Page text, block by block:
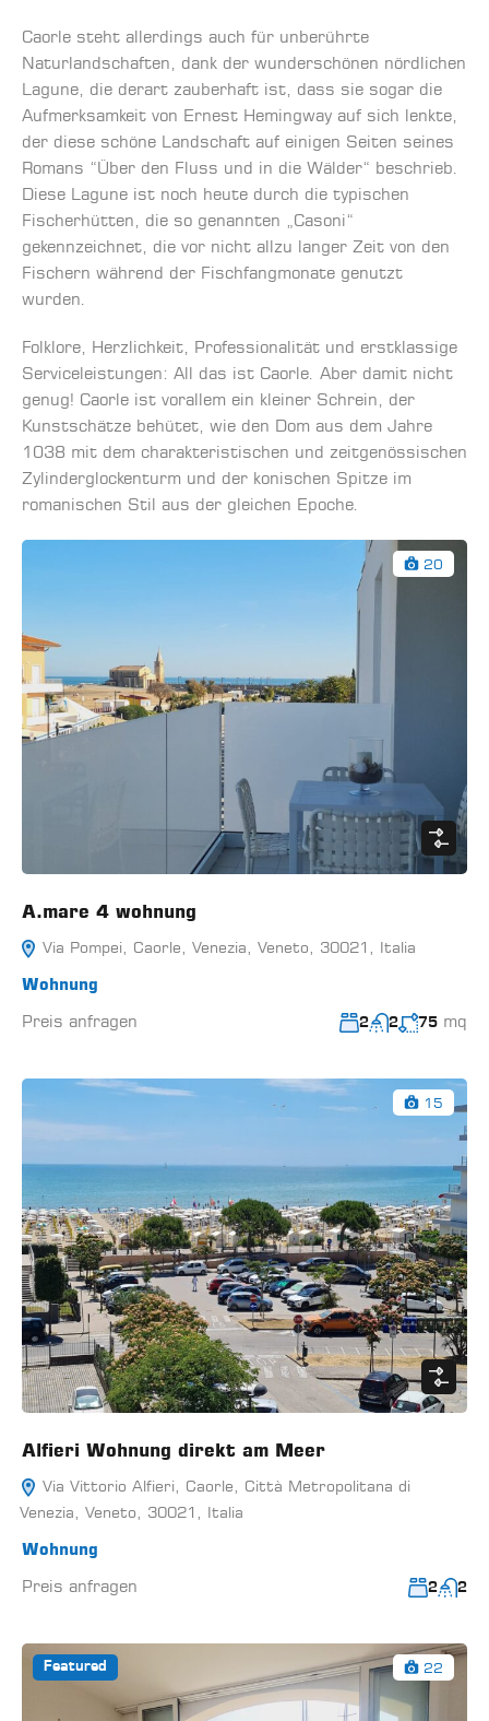
Caorle steht allerdings auch für unberührte
Naturlandschaften, dank der wunderschönen nördlichen
Lagune, die derart zauberhaft ist, dass sie sogar die
Aufmerksamkeit von Ernest Hemingway auf sich lenkte,
der diese schöne Landschaft auf einigen Seiten seines
Romans “Über den Fluss und in die Wälder“ beschrieb.
Diese Lagune ist noch heute durch die typischen
Fischerhütten, die so genannten „Casoni“
gekennzeichnet, die vor nicht allzu langer Zeit von den
Fischern während der Fischfangmonate genutzt
wurden.
Folklore, Herzlichkeit, Professionalität und erstklassige
Serviceleistungen: All das ist Caorle. Aber damit nicht
genug! Caorle ist vorallem ein kleiner Schrein, der
Kunstschätze behütet, wie den Dom aus dem Jahre
1038 mit dem charakteristischen und zeitgenössischen
Zylinderglockenturm und der konischen Spitze im
romanischen Stil aus der gleichen Epoche.
20
A.mare 4 wohnung
Via Pompei, Caorle, Venezia, Veneto, 30021, Italia
Wohnung
Preis anfragen
2 2 75 mq
15
Alfieri Wohnung direkt am Meer
Via Vittorio Alfieri, Caorle, Città Metropolitana di
Venezia, Veneto, 30021, Italia
Wohnung
Preis anfragen
2 2
Featured 22